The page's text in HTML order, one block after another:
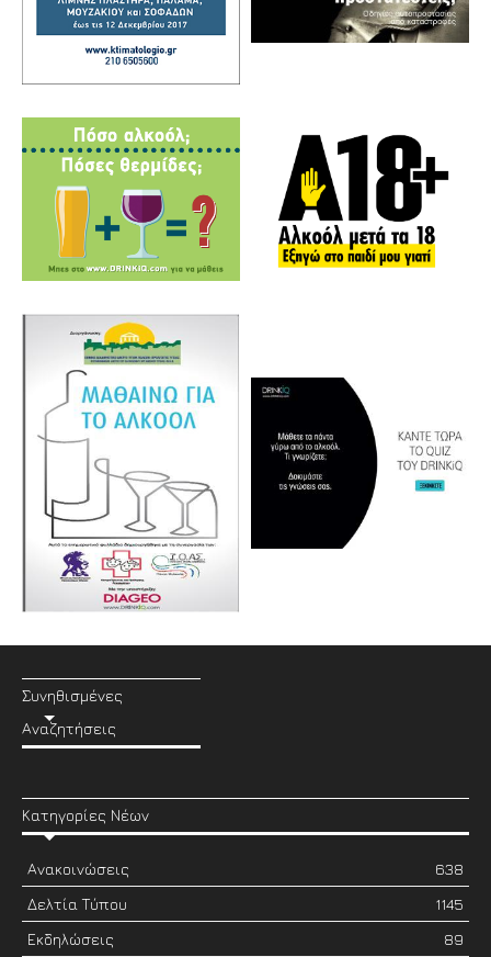
Συνηθισμένες
Αναζητήσεις
Κατηγορίες Νέων
Ανακοινώσεις
638
Δελτία Τύπου
1145
Εκδηλώσεις
89